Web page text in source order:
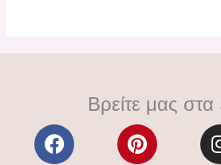
Βρείτε μας
F
a
P
i